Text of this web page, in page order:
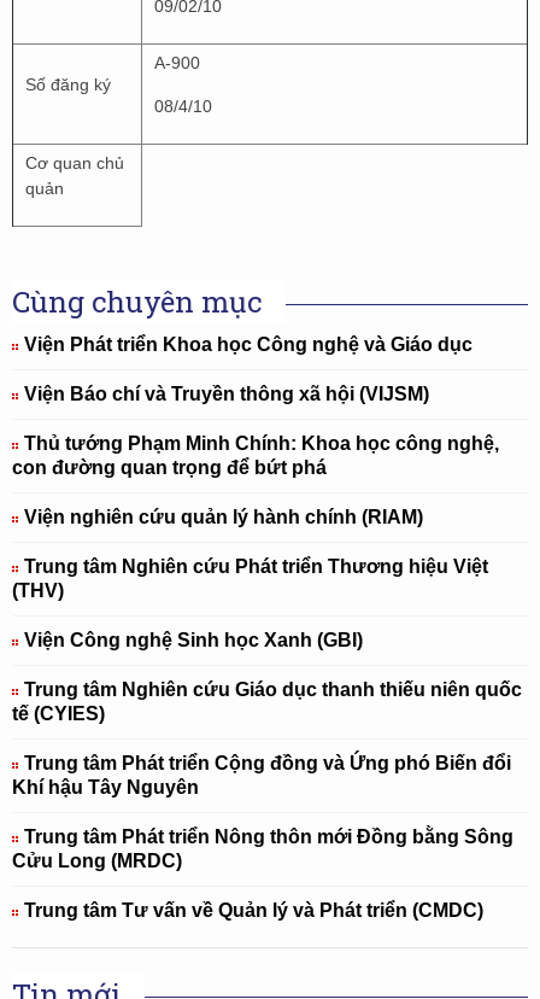
09/02/10
Số đăng ký
A-900
08/4/10
Cơ quan chủ
quản
Cùng chuyên mục
Viện Phát triển Khoa học Công nghệ và Giáo dục
Viện Báo chí và Truyền thông xã hội (VIJSM)
Thủ tướng Phạm Minh Chính: Khoa học công nghệ,
con đường quan trọng để bứt phá
Viện nghiên cứu quản lý hành chính (RIAM)
Trung tâm Nghiên cứu Phát triển Thương hiệu Việt
(THV)
Viện Công nghệ Sinh học Xanh (GBI)
Trung tâm Nghiên cứu Giáo dục thanh thiếu niên quốc
tế (CYIES)
Trung tâm Phát triển Cộng đồng và Ứng phó Biến đổi
Khí hậu Tây Nguyên
Trung tâm Phát triển Nông thôn mới Đồng bằng Sông
Cửu Long (MRDC)
Trung tâm Tư vấn về Quản lý và Phát triển (CMDC)